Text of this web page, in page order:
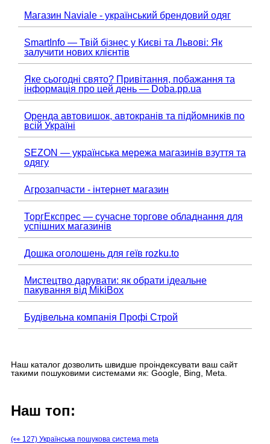
Магазин Naviale - український брендовий одяг
SmartInfo — Твій бізнес у Києві та Львові: Як
залучити нових клієнтів
Яке сьогодні свято? Привітання, побажання та
інформація про цей день — Doba.pp.ua
Оренда автовишок, автокранів та підйомників по
всій Україні
SEZON — українська мережа магазинів взуття та
одягу
Агрозапчасти - інтернет магазин
ТоргЕкспрес — сучасне торгове обладнання для
успішних магазинів
Дошка оголошень для геїв rozku.to
Мистецтво дарувати: як обрати ідеальне
пакування від MikiBox
Будівельна компанія Профі Строй
Наш каталог дозволить швидше проіндексувати ваш сайт
такими пошуковими системами як: Google, Bing, Meta.
Наш топ:
(👀 127) Українська пошукова система meta